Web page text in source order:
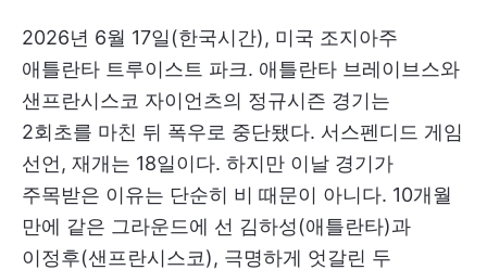
2026년 6월 17일(한국시간), 미국 조지아주
애틀란타 트루이스트 파크. 애틀란타 브레이브스와
샌프란시스코 자이언츠의 정규시즌 경기는
2회초를 마친 뒤 폭우로 중단됐다. 서스펜디드 게임
선언, 재개는 18일이다. 하지만 이날 경기가
주목받은 이유는 단순히 비 때문이 아니다. 10개월
만에 같은 그라운드에 선 김하성(애틀란타)과
이정후(샌프란시스코), 극명하게 엇갈린 두